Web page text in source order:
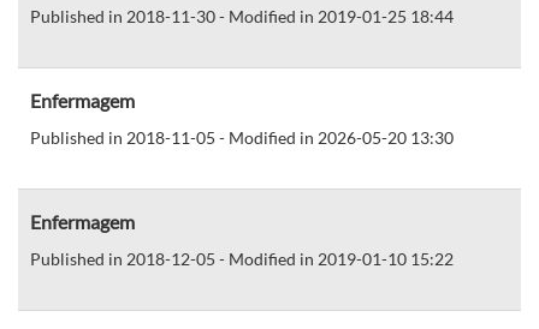
Published in 2018-11-30 - Modified in 2019-01-25 18:44
Enfermagem
Published in 2018-11-05 - Modified in 2026-05-20 13:30
Enfermagem
Published in 2018-12-05 - Modified in 2019-01-10 15:22